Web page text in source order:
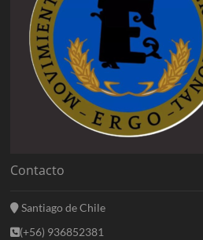
Contacto
Santiago de Chile
(+56) 936852381